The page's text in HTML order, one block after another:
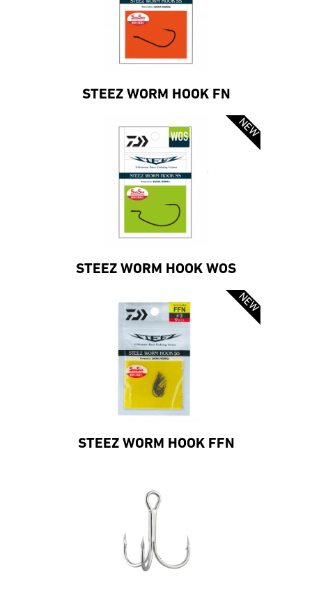
STEEZ WORM HOOK FN
STEEZ WORM HOOK WOS
STEEZ WORM HOOK FFN